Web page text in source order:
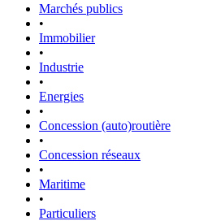
Marchés publics
•
Immobilier
•
Industrie
•
Energies
•
Concession (auto)routière
•
Concession réseaux
•
Maritime
•
Particuliers